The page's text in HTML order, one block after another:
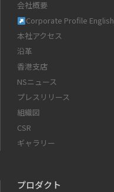
会社概要
Corporate Profile English
本社アクセス
沿革
香港支店
NSニュース
プレスリリース
組織図
CSR
ギャラリー
プロダクト